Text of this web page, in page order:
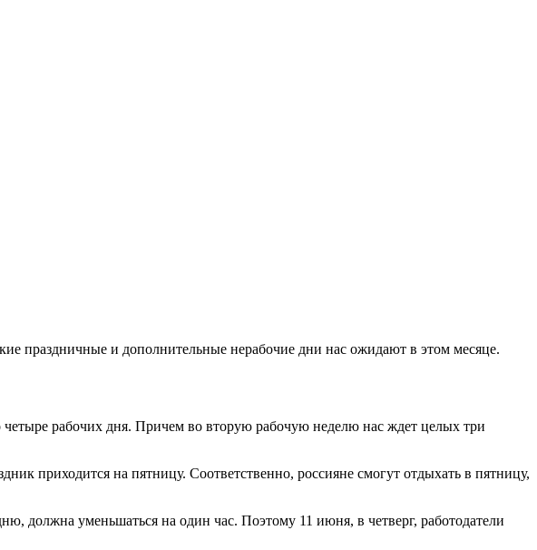
праздничные и дополнительные нерабочие дни нас ожидают в этом месяце.
рабочих дня. Причем во вторую рабочую неделю нас ждет целых три
приходится на пятницу. Соответственно, россияне смогут отдыхать в пятницу,
должна уменьшаться на один час. Поэтому 11 июня, в четверг, работодатели